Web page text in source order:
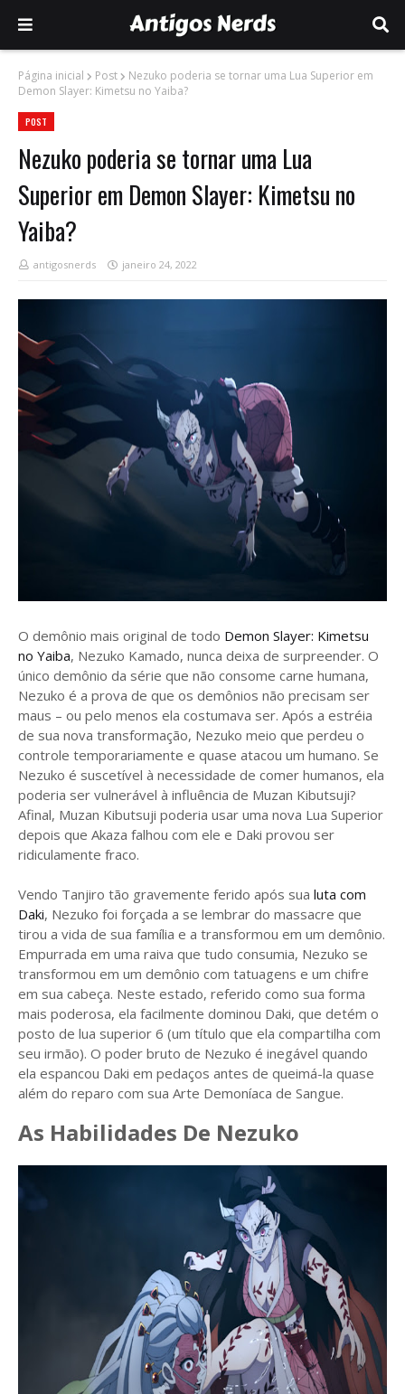
Página inicial Post
Nezuko poderia se tornar uma Lua Superior em
Demon Slayer: Kimetsu no Yaiba?
POST
Nezuko poderia se tornar uma Lua
Superior em Demon Slayer: Kimetsu no
Yaiba?
antigosnerds janeiro 24, 2022
O demônio mais original de todo Demon Slayer: Kimetsu
no Yaiba, Nezuko Kamado, nunca deixa de surpreender. O
único demônio da série que não consome carne humana,
Nezuko é a prova de que os demônios não precisam ser
maus – ou pelo menos ela costumava ser. Após a estréia
de sua nova transformação, Nezuko meio que perdeu o
controle temporariamente e quase atacou um humano. Se
Nezuko é suscetível à necessidade de comer humanos, ela
poderia ser vulnerável à influência de Muzan Kibutsuji?
Afinal, Muzan Kibutsuji poderia usar uma nova Lua Superior
depois que Akaza falhou com ele e Daki provou ser
ridiculamente fraco.
Vendo Tanjiro tão gravemente ferido após sua luta com
Daki, Nezuko foi forçada a se lembrar do massacre que
tirou a vida de sua família e a transformou em um demônio.
Empurrada em uma raiva que tudo consumia, Nezuko se
transformou em um demônio com tatuagens e um chifre
em sua cabeça. Neste estado, referido como sua forma
mais poderosa, ela facilmente dominou Daki, que detém o
posto de lua superior 6 (um título que ela compartilha com
seu irmão). O poder bruto de Nezuko é inegável quando
ela espancou Daki em pedaços antes de queimá-la quase
além do reparo com sua Arte Demoníaca de Sangue.
As Habilidades De Nezuko